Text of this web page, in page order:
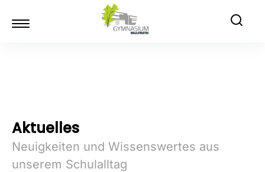
Aktuelles
Neuigkeiten und Wissenswertes aus
unserem Schulalltag